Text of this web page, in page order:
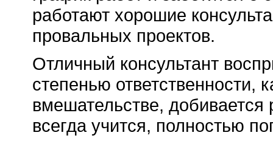
работают хорошие
провальных проектов.
Отличный консультант
степенью ответственности,
вмешательстве, добивается
всегда учится, полностью